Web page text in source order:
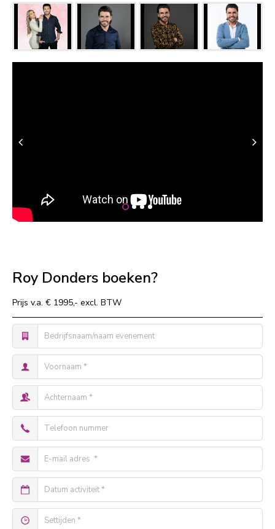
Roy Donders boeken?
Prijs v.a. € 1995,- excl. BTW